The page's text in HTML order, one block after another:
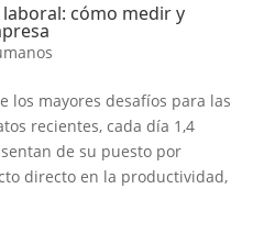
cómo medir y
los mayores desafíos para las
recientes, cada día 1,4
de su puesto por
directo en la productividad,